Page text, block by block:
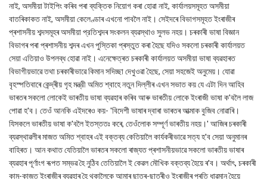
নাই, অসমীয়া টাইপিং কৰিব পৰা ব্যক্তিক নিয়োগ কৰা হোৱা নাই, কার্যালয়সমূহত অসমীয়া
বাতৰিকাকত নাই, অসমীয়া কেলেণ্ডাৰ এখনো পাবলৈ নাই। সেইদৰে বিভাগসমূহত ইংৰাজীৰ
প্ৰশাসনীয় শব্দসমূহৰ অসমীয়া প্রতিশব্দৰ সংকলন ব্যৱস্থাও সুলভ নহয়। চৰকাৰী ভাষা বিজ্ঞান
বিভাগৰ পৰা প্ৰশাসনীয় শব্দৰ এখন পুস্তিকা প্ৰস্তুত কৰা হৈছে যদিও সকলো চৰকাৰী কাৰ্যালয়ত
সেয়া এতিয়াও উপলব্ধ হোৱা নাই। এনেক্ষেত্ৰত চৰকাৰী কাৰ্যালয়ত অসমীয়া ভাষা ব্যৱহাৰত
বিভাগীয়ভাৱে তথা চৰকাৰীভাৱে কিমান সদিচ্ছা দেখুওৱা হৈছে, সেয়া সহজেই অনুমেয়। যোৱা
বৃহস্পতিবাৰে কেন্দ্ৰীয় গৃহ মন্ত্রী অমিত শ্বাহে নতুন দিল্লীৰ এখন সভাত কয় যে এটা দিন আহিব
ভাৰতৰ সকলো লোকেই ভাৰতীয় ভাষা ব্যৱহাৰ কৰিব আৰু ভাৰতীয় লোকে ইংৰাজী ভাষা ক'বলৈ লাজ
পোৱা হ'ব। তেওঁ আনকি এইদৰেও কয়- 'বিদেশী ভাষাৰ দ্বাৰা ভাৰতৰ আত্মাক বুজিব নোৱাৰি।
যিসকলে ভাৰতীয় ভাষা ক'বলৈ ইতস্ততঃ কৰে, তেওঁলোক সম্পূর্ণ ভাৰতীয় নহয়।' আজিৰ চৰকাৰী
ব্যৱস্থাৱলীৰ মাজত অমিত শ্বাহৰ এই বক্তব্য কেতিয়ালৈ কাৰ্যকৰীভাৱে সত্য হ'ব সেয়া অনুমানৰ
বাহিৰত। আন কথাত যেতিয়ালৈ ভাৰতৰ সকলো ৰাজ্যত প্ৰশাসনীয়ভাৱে সকলো ভাৰতীয় ভাষাৰ
ব্যৱহাৰ পূৰ্ণাংগ ৰূপত সম্ভৱ হৈ নুঠিব তেতিয়ালৈ ই কেৱল মৌখিক বক্তব্য হৈয়ে ৰ'ব। অৰ্থাৎ, চৰকাৰী
কাম-কাজত ইংৰাজীৰ ব্যৱহাৰ হৈ থকালৈকে আমাৰ ছাত্ৰ-ছাত্ৰীও ইংৰাজীৰ প্ৰতি ধাৱমান হৈয়ে